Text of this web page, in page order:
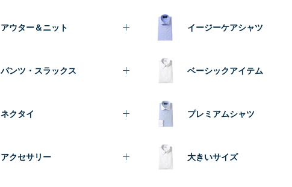
アウター＆ニット
パンツ・スラックス
ネクタイ
アクセサリー
イージーケアシャツ
ベーシックアイテム
プレミアムシャツ
大きいサイズ